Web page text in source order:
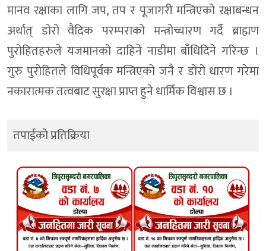
मानव रक्षाका लागि जप, तप र पूजागरी मन्त्रिएको रक्षाबन्धन
अर्थात् डोरो वैदिक परम्पराको मन्त्रोच्चारण गर्दै ब्राह्मण
पुरोहितहरुले यजमानको दाहिने नाडीमा बाँधिदिने गरिन्छ ।
गुरु पुरोहितले विधिपूर्वक मन्त्रिएको जनै र डोरो धारण गरेमा
नकारात्मक तत्वबाट सुरक्षा प्राप्त हुने धार्मिक विश्वास छ ।
तपाईको प्रतिक्रिया